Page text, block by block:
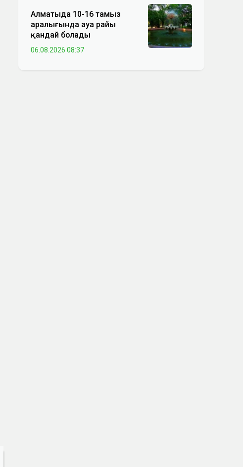
Алматыда 10-16 тамыз
аралығында ауа райы
қандай болады
06.08.2026 08:37